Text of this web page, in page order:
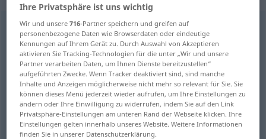
verstärkenv/t <keinge-;h>
Übersicht aller Übersetzungen
(Für mehr Details die Übersetzung anklicken/antippen)
reinforce, strengthen, fortify stiffen
increase increase, augment
Ihre Privatsphäre ist uns wichtig
Wir und unsere716-Partner speichern und greifen auf
personenbezogene Daten wie Browserdaten oder eindeutige
Kennungen auf Ihrem Gerät zu. Durch Auswahl von Akzeptieren
aktivieren Sie Tracking-Technologien für die unter „Wir und unsere
Partner verarbeiten Daten, um Ihnen Dienste bereitzustellen“
aufgeführten Zwecke. Wenn Tracker deaktiviert sind, sind manche
Inhalte und Anzeigen möglicherweise nicht mehr so relevant für Sie. Sie
können dieses Menü jederzeit wieder aufrufen, um Ihre Einstellungen zu
ändern oder Ihre Einwilligung zu widerrufen, indem Sie auf den Link
Privatsphäre-Einstellungen am unteren Rand der Webseite klicken. Ihre
Einstellungen gelten innerhalb unseres Website. Weitere Informationen
finden Sie in unserer Datenschutzerklärung.